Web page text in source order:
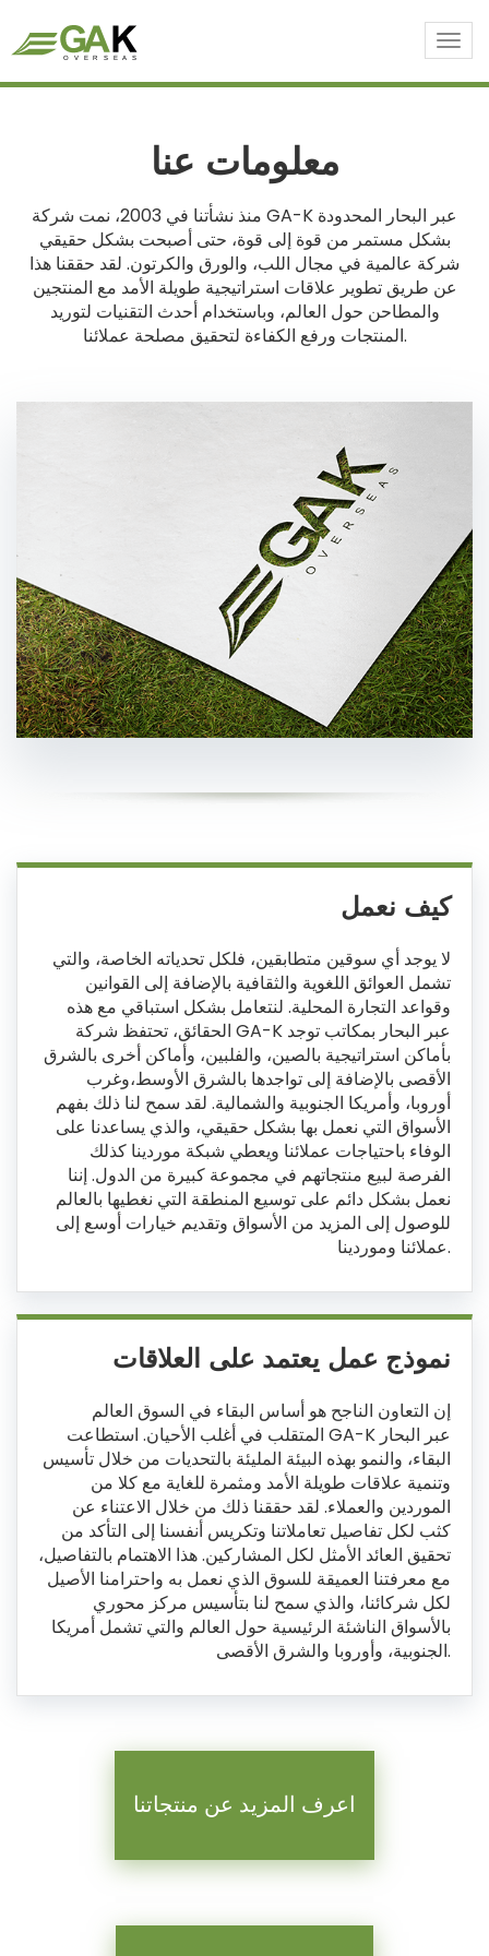
معلومات عنا
منذ نشأتنا في 2003، نمت شركة GA-K عبر البحار المحدودة
بشكل مستمر من قوة إلى قوة، حتى أصبحت بشكل حقيقي
شركة عالمية في مجال اللب، والورق والكرتون. لقد حققنا هذا
عن طريق تطوير علاقات استراتيجية طويلة الأمد مع المنتجين
والمطاحن حول العالم، وباستخدام أحدث التقنيات لتوريد
المنتجات ورفع الكفاءة لتحقيق مصلحة عملائنا.
كيف نعمل
لا يوجد أي سوقين متطابقين، فلكل تحدياته الخاصة، والتي
تشمل العوائق اللغوية والثقافية بالإضافة إلى القوانين
وقواعد التجارة المحلية. لنتعامل بشكل استباقي مع هذه
الحقائق، تحتفظ شركة GA-K عبر البحار بمكاتب توجد
بأماكن استراتيجية بالصين، والفلبين، وأماكن أخرى بالشرق
الأقصى بالإضافة إلى تواجدها بالشرق الأوسط،وغرب
أوروبا، وأمريكا الجنوبية والشمالية. لقد سمح لنا ذلك بفهم
الأسواق التي نعمل بها بشكل حقيقي، والذي يساعدنا على
الوفاء باحتياجات عملائنا ويعطي شبكة موردينا كذلك
الفرصة لبيع منتجاتهم في مجموعة كبيرة من الدول. إننا
نعمل بشكل دائم على توسيع المنطقة التي نغطيها بالعالم
للوصول إلى المزيد من الأسواق وتقديم خيارات أوسع إلى
عملائنا وموردينا.
نموذج عمل يعتمد على العلاقات
إن التعاون الناجح هو أساس البقاء في السوق العالم
المتقلب في أغلب الأحيان. استطاعت GA-K عبر البحار
البقاء، والنمو بهذه البيئة المليئة بالتحديات من خلال تأسيس
وتنمية علاقات طويلة الأمد ومثمرة للغاية مع كلا من
الموردين والعملاء. لقد حققنا ذلك من خلال الاعتناء عن
كثب لكل تفاصيل تعاملاتنا وتكريس أنفسنا إلى التأكد من
تحقيق العائد الأمثل لكل المشاركين. هذا الاهتمام بالتفاصيل،
مع معرفتنا العميقة للسوق الذي نعمل به واحترامنا الأصيل
لكل شركائنا، والذي سمح لنا بتأسيس مركز محوري
بالأسواق الناشئة الرئيسية حول العالم والتي تشمل أمريكا
الجنوبية، وأوروبا والشرق الأقصى.
اعرف المزيد عن منتجاتنا